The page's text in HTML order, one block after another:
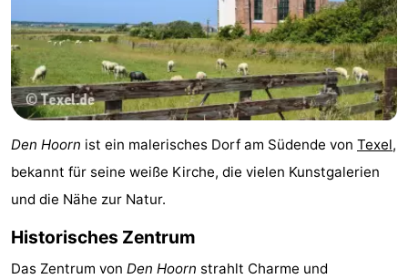
Burg
Den
Hoorn
-
De
-
Koog
Oudeschild
-
Den Hoorn ist ein malerisches Dorf am Südende von Texel,
bekannt für seine weiße Kirche, die vielen Kunstgalerien
und die Nähe zur Natur.
Historisches Zentrum
Das Zentrum von Den Hoorn strahlt Charme und